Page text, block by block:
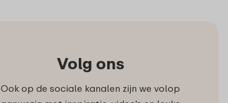
Volg ons
Ook op de sociale kanalen zijn we volop